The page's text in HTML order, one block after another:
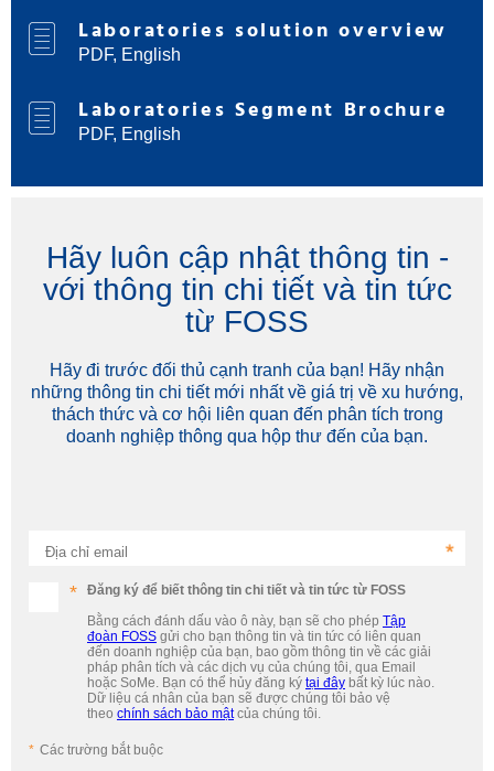
Laboratories solution overview
PDF, English
Laboratories Segment Brochure
PDF, English
Hãy luôn cập nhật thông tin -
với thông tin chi tiết và tin tức
từ FOSS
Hãy đi trước đối thủ cạnh tranh của bạn! Hãy nhận
những thông tin chi tiết mới nhất về giá trị về xu hướng,
thách thức và cơ hội liên quan đến phân tích trong
doanh nghiệp thông qua hộp thư đến của bạn.
Địa chỉ email
Đăng ký để biết thông tin chi tiết và tin tức từ FOSS
Bằng cách đánh dấu vào ô này, bạn sẽ cho phép Tập
đoàn FOSS gửi cho bạn thông tin và tin tức có liên quan
đến doanh nghiệp của bạn, bao gồm thông tin về các giải
pháp phân tích và các dịch vụ của chúng tôi, qua Email
hoặc SoMe. Bạn có thể hủy đăng ký tại đây bất kỳ lúc nào.
Dữ liệu cá nhân của bạn sẽ được chúng tôi bảo vệ
theo chính sách bảo mậtcủa chúng tôi.
Các trường bắt buộc